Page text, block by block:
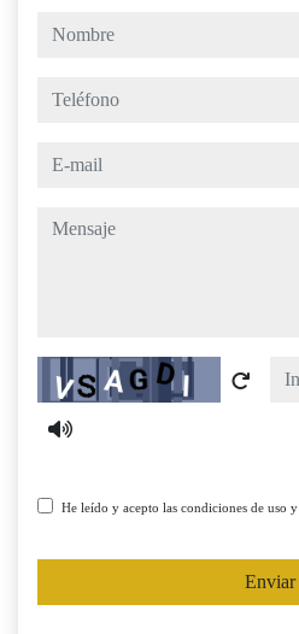
nombre
teléfono
e-mail
mensaje
Captcha
He leído y acepto las condiciones de uso y
Enviar